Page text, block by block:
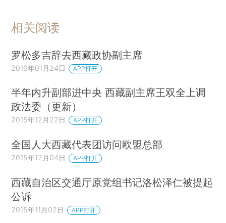
相关阅读
罗松多吉辞去西藏政协副主席
2016年01月24日 APP打开
半年内升副部进中央 西藏副主席王双全上调
政法委（更新）
2015年12月22日 APP打开
全国人大西藏代表团访问欧盟总部
2015年12月04日 APP打开
西藏自治区交通厅原党组书记洛松泽仁被提起
公诉
2015年11月02日 APP打开